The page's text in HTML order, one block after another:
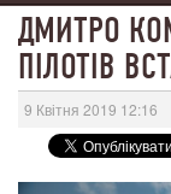
ДМИТРО
ПІЛОТІВ
9 Квітня 2019 12:16